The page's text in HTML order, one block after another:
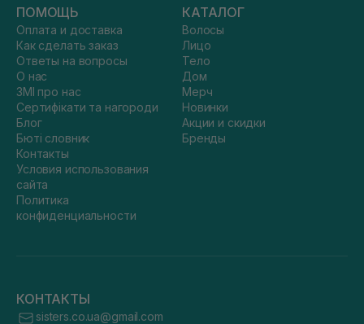
ПОМОЩЬ
Оплата и доставка
Как сделать заказ
Ответы на вопросы
О нас
ЗМІ про нас
Сертифікати та нагороди
Блог
Бюті словник
Контакты
Условия использования
сайта
Политика
конфиденциальности
КАТАЛОГ
Волосы
Лицо
Тело
Дом
Мерч
Новинки
Акции и скидки
Бренды
КОНТАКТЫ
sisters.co.ua@gmail.com